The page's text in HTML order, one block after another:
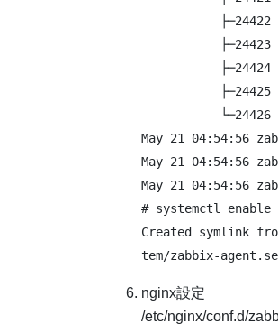
├─24422
├─24423
├─24424
├─24425
└─24426
May 21 04:54:56
May 21 04:54:56
May 21 04:54:56
# systemctl enable
Created symlink
tem/zabbix-
nginx設定
/etc/nginx/conf.d/